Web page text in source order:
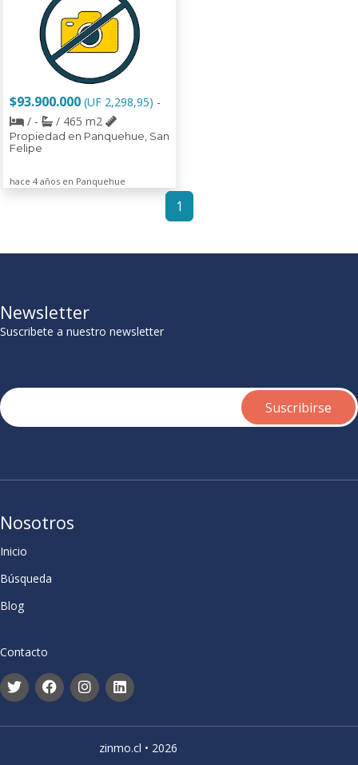
$93.900.000 (UF 2,298,95) -
/ -
/ 465 m2
Propiedad en Panquehue, San
Felipe
hace 4 años en Panquehue
1
Newsletter
Suscribete a nuestro newsletter
Nosotros
Inicio
Búsqueda
Blog
Contacto
zinmo.cl • 2026